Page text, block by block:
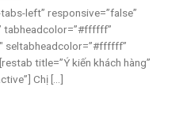
left” responsive=”false”
tabheadcolor=”#ffffff”
seltabheadcolor=”#ffffff”
title=”Ý kiến khách hàng”
Chị [...]